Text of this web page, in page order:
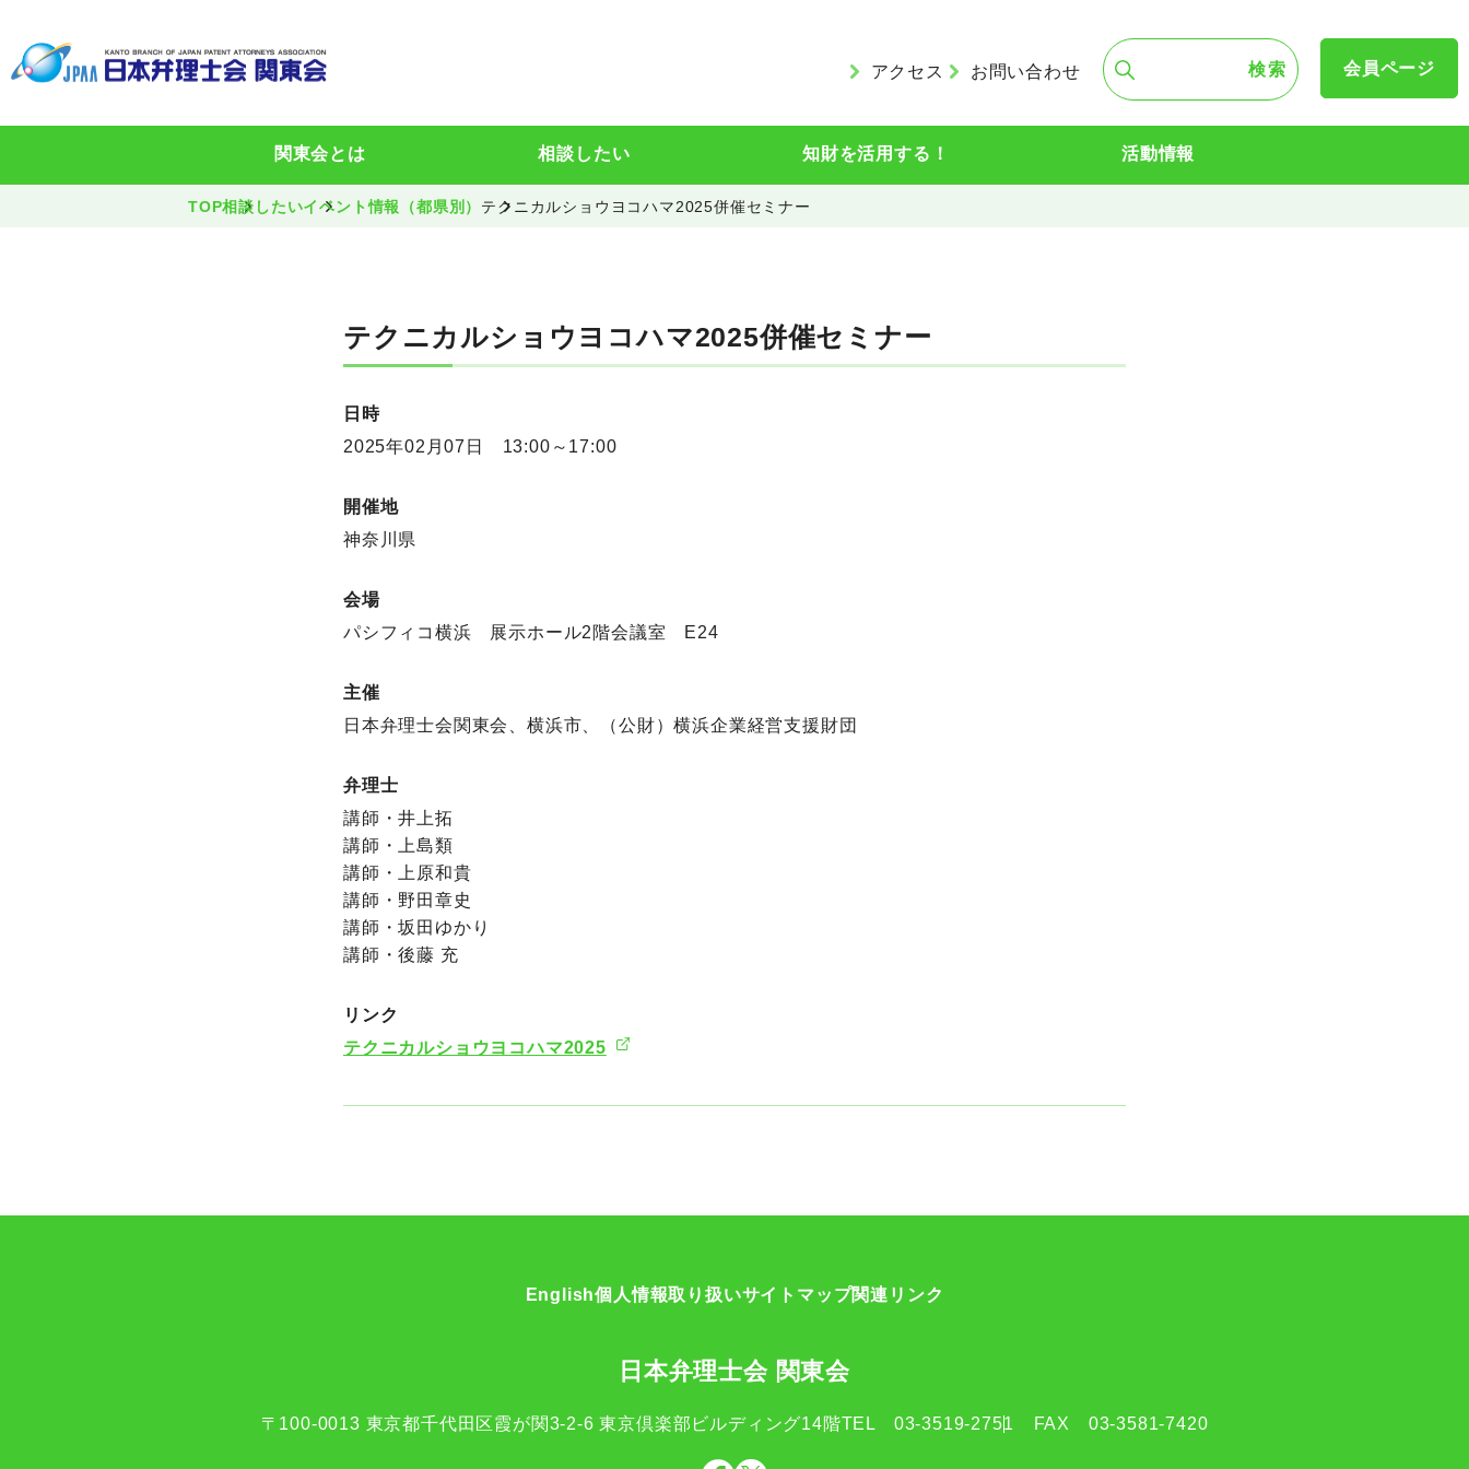
アクセス お問い合わせ 会員ページ
関東会とは 相談したい 知財を活用する！ 活動情報
TOP相談したいイベント情報（都県別） テクニカルショウヨコハマ2025併催セミナー
テクニカルショウヨコハマ2025併催セミナー
日時
2025年02月07日 13:00～17:00
開催地
神奈川県
会場
パシフィコ横浜 展示ホール2階会議室 E24
主催
日本弁理士会関東会、横浜市、（公財）横浜企業経営支援財団
弁理士
講師・井上拓
講師・上島類
講師・上原和貴
講師・野田章史
講師・坂田ゆかり
講師・後藤 充
リンク
テクニカルショウヨコハマ2025
English個人情報取り扱いサイトマップ関連リンク
日本弁理士会 関東会
〒100-0013 東京都千代田区霞が関3-2-6東京倶楽部ビルディング14階TEL 03-3519-2751 FAX 03-3581-7420